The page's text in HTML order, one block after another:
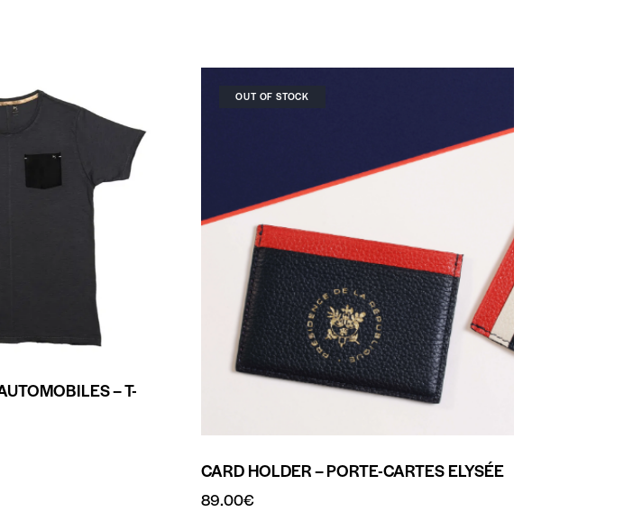
– T-
OUT OF STOCK
CARD HOLDER – PORTE-CARTES ELYSÉE
89.00€